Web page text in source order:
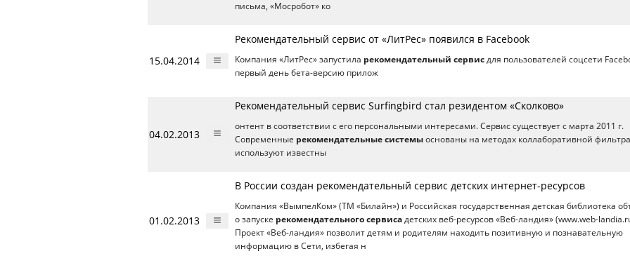
письма, «Мосробот» ко
15.04.2014
Рекомендательный сервис от «ЛитРес» появился в Facebook
Компания «ЛитРес» запустила рекомендательный сервис для пользователей соцсети
первый день бета-версию прилож
04.02.2013
Рекомендательный сервис Surfingbird стал резидентом «Сколково»
онтент в соответствии с его персональными интересами. Сервис существует с марта 2011 г.
Современные рекомендательные системы основаны на методах коллаборативной
используют известны
01.02.2013
В России создан рекомендательный сервис детских интернет-ресурсов
Компания «ВымпелКом» (ТМ «Билайн») и Российская государственная детская библиотека
о запуске рекомендательного сервиса детских веб-ресурсов «Веб-ландия» (www.web-
Проект «Веб-ландия» позволит детям и родителям находить позитивную и познавательную
информацию в Сети, избегая н